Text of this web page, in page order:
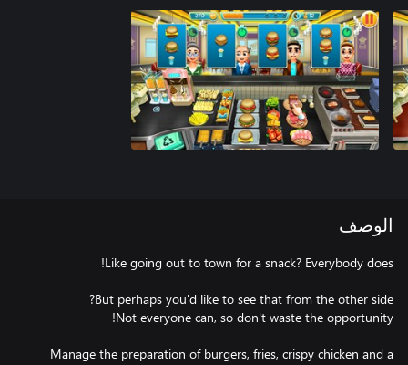
الوصف
Manage the preparation of burgers, fries, crispy chicken and a